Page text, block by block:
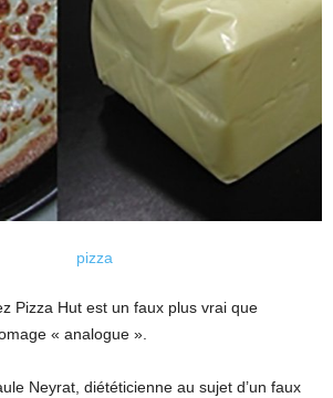
Pizza Hut est un faux plus vrai que
« analogue ».
Neyrat, diététicienne au sujet d’un faux